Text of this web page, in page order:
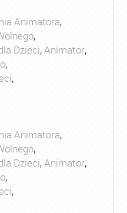
Animatora,
,
Dzieci,Animator,
,
,
Animatora,
,
Dzieci,Animator,
,
,